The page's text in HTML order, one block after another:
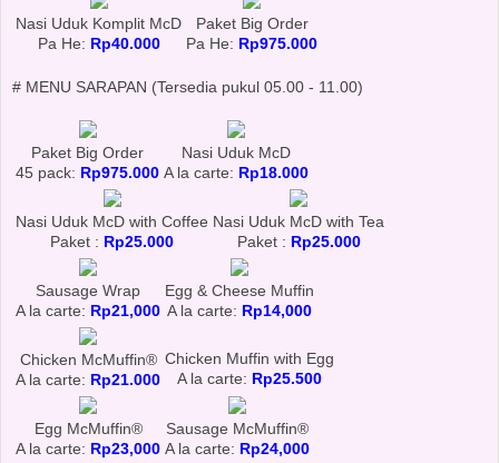
Nasi Uduk Komplit McD
Pa He: Rp40.000
Paket Big Order
Pa He: Rp975.000
# MENU SARAPAN (Tersedia pukul 05.00 - 11.00)
Paket Big Order
45 pack: Rp975.000
Nasi Uduk McD
A la carte: Rp18.000
Nasi Uduk McD with Coffee
Paket : Rp25.000
Nasi Uduk McD with Tea
Paket : Rp25.000
Sausage Wrap
A la carte: Rp21,000
Egg & Cheese Muffin
A la carte: Rp14,000
Chicken McMuffin®
A la carte: Rp21.000
Chicken Muffin with Egg
A la carte: Rp25.500
Egg McMuffin®
A la carte: Rp23,000
Sausage McMuffin®
A la carte: Rp24,000